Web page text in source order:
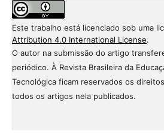
Este trabalho está licenciado sob uma
Attribution 4.0 International License.
O autor na submissão do artigo
periódico. À Revista Brasileira da
Tecnológica ficam reservados os
todos os artigos nela publicados.